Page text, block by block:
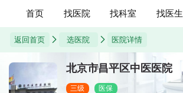
首页 找医院 找科室 找医生
返回首页 选医院 医院详情
北京市昌平区中医医院
三级 医保